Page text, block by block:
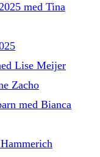
med Tina
Lise Meijer
Zacho
med Bianca